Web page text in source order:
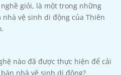
giỏi, là một trong những
vệ sinh di động của Thiên
nào đã được thực hiện để cải
nhà vệ sinh di động?